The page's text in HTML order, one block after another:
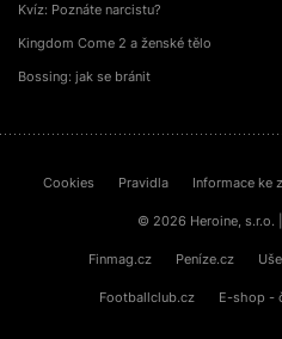
Kvíz: Poznáte narcistu?
Kingdom Come 2 a ženské tělo
Bossing: jak se bránit
Cookies Pravidla Informace ke
© 2026 Heroine, s.r.o.
Finmag.cz Peníze.cz
Footballclub.cz E-shop -